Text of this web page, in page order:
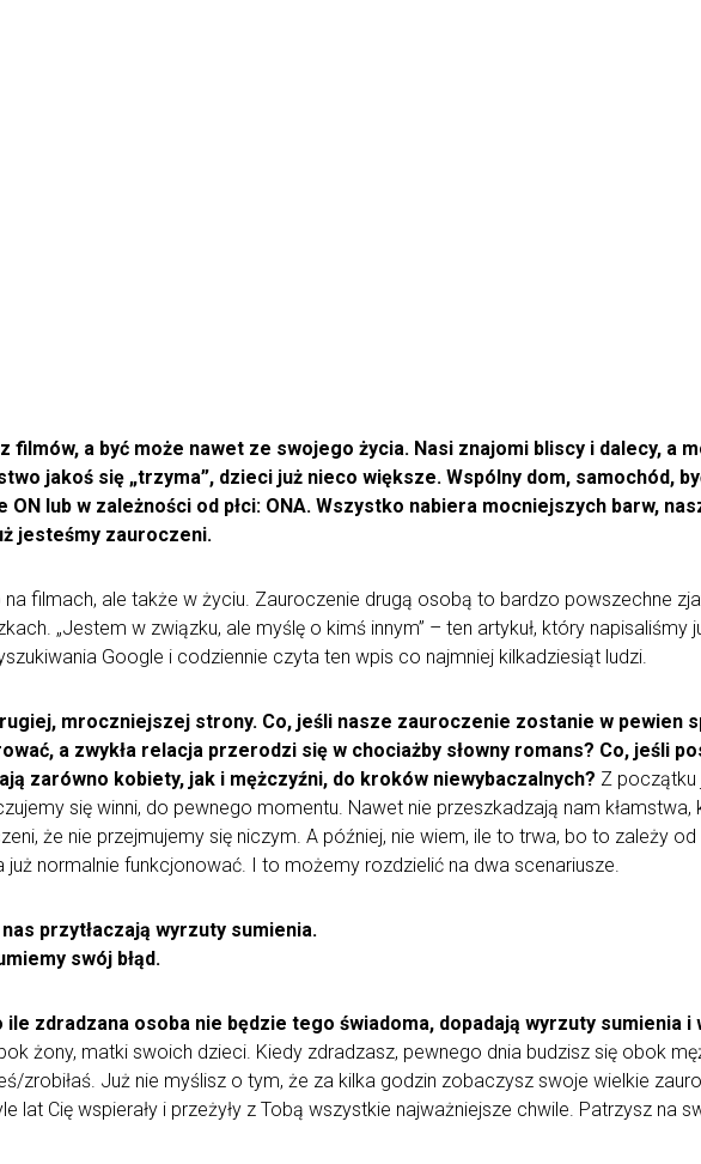
filmów, a być może nawet ze swojego życia. Nasi znajomi bliscy i dalecy, a
jakoś się „trzyma”, dzieci już nieco większe. Wspólny dom, samochód,
lub w zależności od płci: ONA. Wszystko nabiera mocniejszych barw,
jesteśmy zauroczeni.
filmach, ale także w życiu. Zauroczenie drugą osobą to bardzo powszechne
„Jestem w związku, ale myślę o kimś innym” – ten artykuł, który napisaliśmy
Google i codziennie czyta ten wpis co najmniej kilkadziesiąt ludzi.
mroczniejszej strony. Co, jeśli nasze zauroczenie zostanie w pewien
a zwykła relacja przerodzi się w chociażby słowny romans? Co, jeśli
zarówno kobiety, jak i mężczyźni, do kroków niewybaczalnych? Z początku
się winni, do pewnego momentu. Nawet nie przeszkadzają nam
że nie przejmujemy się niczym. A później, nie wiem, ile to trwa, bo to zależy od
normalnie funkcjonować. I to możemy rozdzielić na dwa scenariusze.
przytłaczają wyrzuty sumienia.
swój błąd.
zdradzana osoba nie będzie tego świadoma, dopadają wyrzuty sumienia i
żony, matki swoich dzieci. Kiedy zdradzasz, pewnego dnia budzisz się obok
zrobiłaś. Już nie myślisz o tym, że za kilka godzin zobaczysz swoje wielkie
lat Cię wspierały i przeżyły z Tobą wszystkie najważniejsze chwile. Patrzysz na